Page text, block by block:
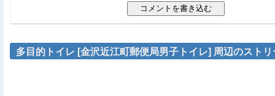
多目的トイレ [金沢近江町郵便局男子トイレ] 周辺のスト